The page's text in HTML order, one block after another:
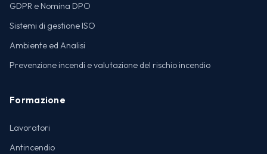
GDPR e Nomina DPO
Sistemi di gestione ISO
Ambiente ed Analisi
Prevenzione incendi e valutazione del rischio incendio
Formazione
Lavoratori
Antincendio